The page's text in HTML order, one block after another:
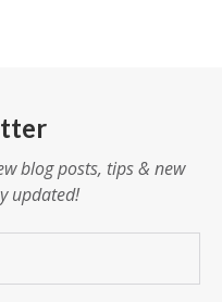
blog posts, tips & new
updated!